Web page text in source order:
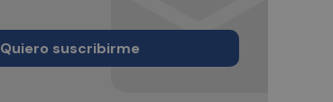
Quiero suscribirme